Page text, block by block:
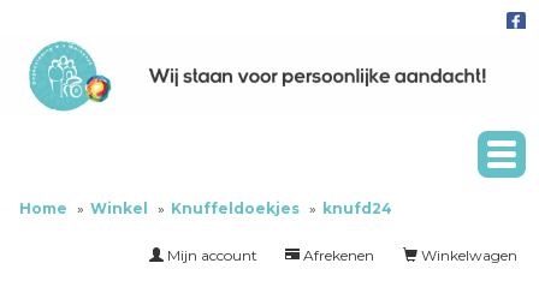
Home Winkel Knuffeldoekjes knufd24
Winkelwagen
Afrekenen
Mijn account